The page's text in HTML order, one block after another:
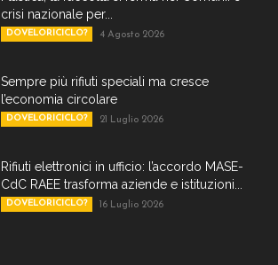
crisi nazionale per...
DOVELORICICLO? 4 Agosto 2026
Sempre più rifiuti speciali ma cresce
l’economia circolare
DOVELORICICLO? 21 Luglio 2026
Rifiuti elettronici in ufficio: l’accordo MASE-
CdC RAEE trasforma aziende e istituzioni...
DOVELORICICLO? 16 Luglio 2026